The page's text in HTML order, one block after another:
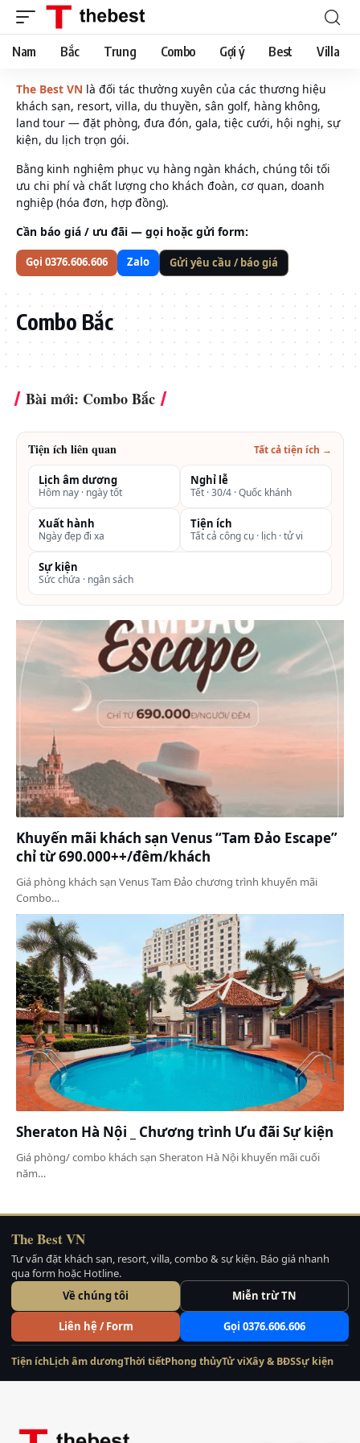
Nam Bắc Trung Combo Gợi ý Best Villa
The Best VN là đối tác thường xuyên của các thương hiệu
khách sạn, resort, villa, du thuyền, sân golf, hàng không,
land tour — đặt phòng, đưa đón, gala, tiệc cưới, hội nghị, sự
kiện, du lịch trọn gói.
Bằng kinh nghiệm phục vụ hàng ngàn khách, chúng tôi tối
ưu chi phí và chất lượng cho khách đoàn, cơ quan, doanh
nghiệp (hóa đơn, hợp đồng).
Cần báo giá / ưu đãi — gọi hoặc gửi form:
Gọi 0376.606.606 Zalo Gửi yêu cầu / báo giá
Combo Bắc
Bài mới: Combo Bắc
Tiện ích liên quan Tất cả tiện ích →
Lịch âm dương
Hôm nay · ngày tốt
Nghỉ lễ
Tết · 30/4 · Quốc khánh
Xuất hành
Ngày đẹp đi xa
Tiện ích
Tất cả công cụ · lịch · tử vi
Sự kiện
Sức chứa · ngân sách
Khuyến mãi khách sạn Venus “Tam Đảo Escape”
chỉ từ 690.000++/đêm/khách
Giá phòng khách sạn Venus Tam Đảo chương trình khuyến mãi
Combo…
Sheraton Hà Nội _ Chương trình Ưu đãi Sự kiện
Giá phòng/ combo khách sạn Sheraton Hà Nội khuyến mãi cuối
năm…
The Best VN
Tư vấn đặt khách sạn, resort, villa, combo & sự kiện. Báo giá nhanh
qua form hoặc Hotline.
Về chúng tôi
Miễn trừ TN
Liên hệ / Form Gọi 0376.606.606
Tiện íchLịch âm dươngThời tiếtPhong thủyTử viXây & BĐSSự kiện